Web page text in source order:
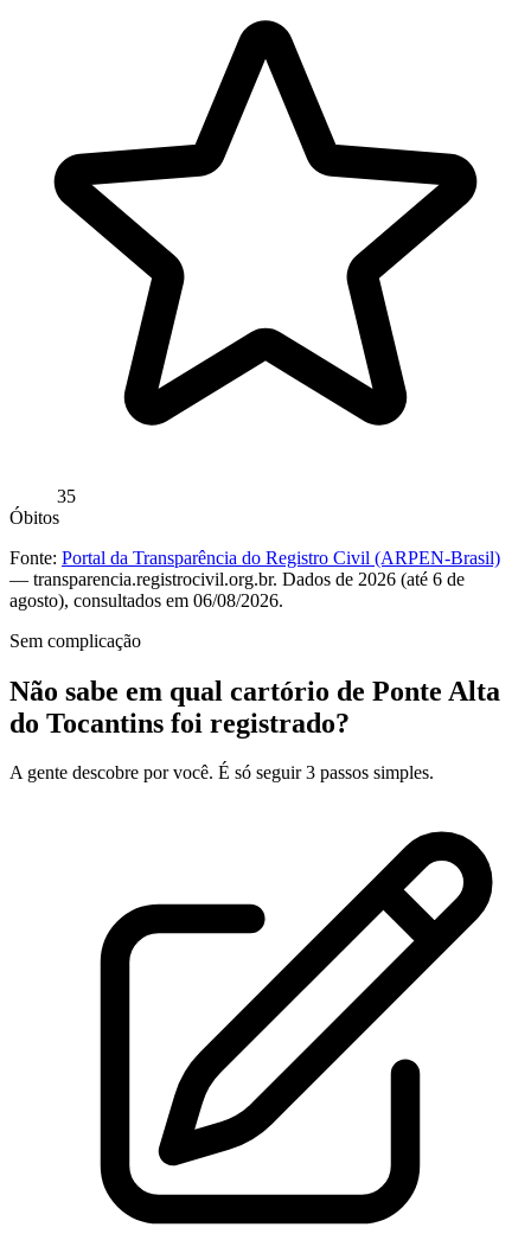
35
Óbitos
Fonte: Portal da Transparência do Registro Civil (ARPEN-Brasil)
— transparencia.registrocivil.org.br. Dados de 2026 (até 6 de
agosto), consultados em 06/08/2026.
Sem complicação
Não sabe em qual cartório de Ponte Alta
do Tocantins foi registrado?
A gente descobre por você. É só seguir 3 passos simples.